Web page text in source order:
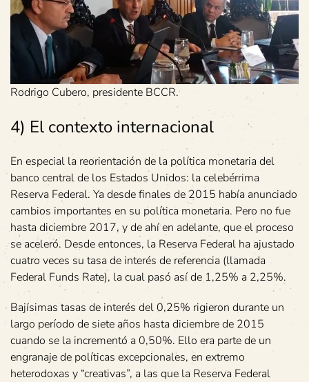
Rodrigo Cubero, presidente BCCR.
4) El contexto internacional
En especial la reorientación de la política monetaria del
banco central de los Estados Unidos: la celebérrima
Reserva Federal. Ya desde finales de 2015 había anunciado
cambios importantes en su política monetaria. Pero no fue
hasta diciembre 2017, y de ahí en adelante, que el proceso
se aceleró. Desde entonces, la Reserva Federal ha ajustado
cuatro veces su tasa de interés de referencia (llamada
Federal Funds Rate), la cual pasó así de 1,25% a 2,25%.
Bajísimas tasas de interés del 0,25% rigieron durante un
largo período de siete años hasta diciembre de 2015
cuando se la incrementó a 0,50%. Ello era parte de un
engranaje de políticas excepcionales, en extremo
heterodoxas y “creativas”, a las que la Reserva Federal